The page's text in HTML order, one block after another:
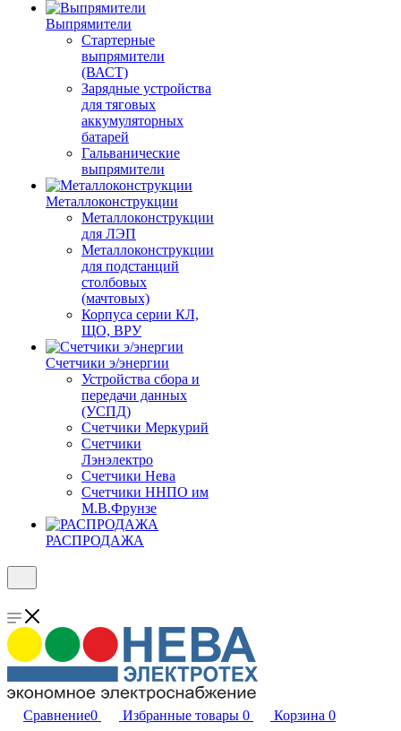
Выпрямители
Стартерные
выпрямители
(ВАСТ)
Зарядные устройства
для тяговых
аккумуляторных
батарей
Гальванические
выпрямители
Металлоконструкции
Металлоконструкции
для ЛЭП
Металлоконструкции
для подстанций
столбовых
(мачтовых)
Корпуса серии КЛ,
ЩО, ВРУ
Счетчики э/энергии
Устройства сбора и
передачи данных
(УСПД)
Счетчики Меркурий
Счетчики
Лэнэлектро
Счетчики Нева
Счетчики ННПО им
М.В.Фрунзе
РАСПРОДАЖА
Сравнение0 Избранные товары 0 Корзина 0